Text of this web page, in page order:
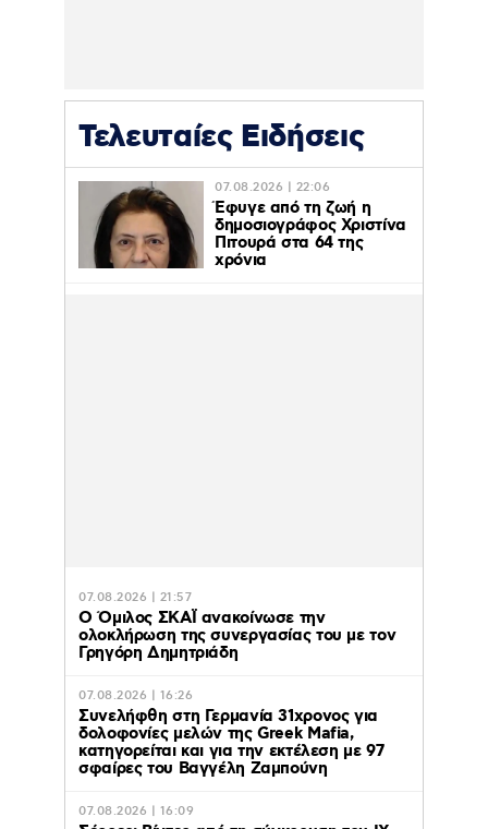
Τελευταίες Ειδήσεις
07.08.2026 | 22:06
Έφυγε από τη ζωή η
δημοσιογράφος Χριστίνα
Πιτουρά στα 64 της
χρόνια
07.08.2026 | 21:57
Ο Όμιλος ΣΚΑΪ ανακοίνωσε την
ολοκλήρωση της συνεργασίας του με τον
Γρηγόρη Δημητριάδη
07.08.2026 | 16:26
Συνελήφθη στη Γερμανία 31χρονος για
δολοφονίες μελών της Greek Mafia,
κατηγορείται και για την εκτέλεση με 97
σφαίρες του Βαγγέλη Ζαμπούνη
07.08.2026 | 16:09